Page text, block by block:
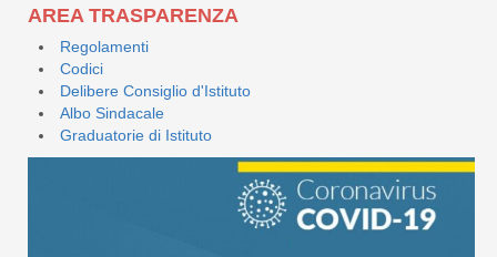
AREA TRASPARENZA
Regolamenti
Codici
Delibere Consiglio d'Istituto
Albo Sindacale
Graduatorie di Istituto